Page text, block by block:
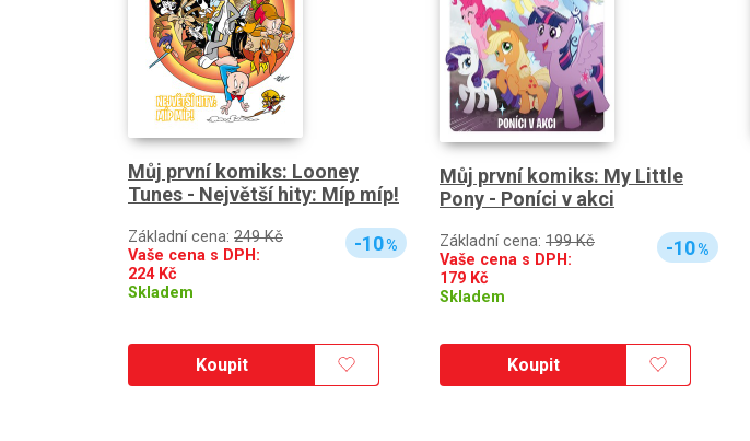
Můj první komiks: Looney
Tunes - Největší hity: Míp míp!
Základní cena: 249 Kč
Vaše cena s DPH:
224Kč
Skladem
-10%
Koupit
Můj první komiks: My Little
Pony - Poníci v akci
Základní cena: 199 Kč
Vaše cena s DPH:
179 Kč
Skladem
-10%
Koupit